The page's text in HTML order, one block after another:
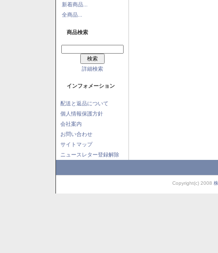
新着商品...
全商品...
商品検索
詳細検索
インフォメーション
配送と返品について
個人情報保護方針
会社案内
お問い合わせ
サイトマップ
ニュースレター登録解除
Copyright(c) 2008